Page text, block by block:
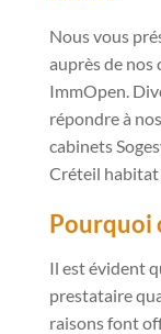
Nous vous
auprès de nos
ImmOpen.
répondre à
cabinets
Créteil habitat
Pourquoi
Il est évident
prestataire
raisons font